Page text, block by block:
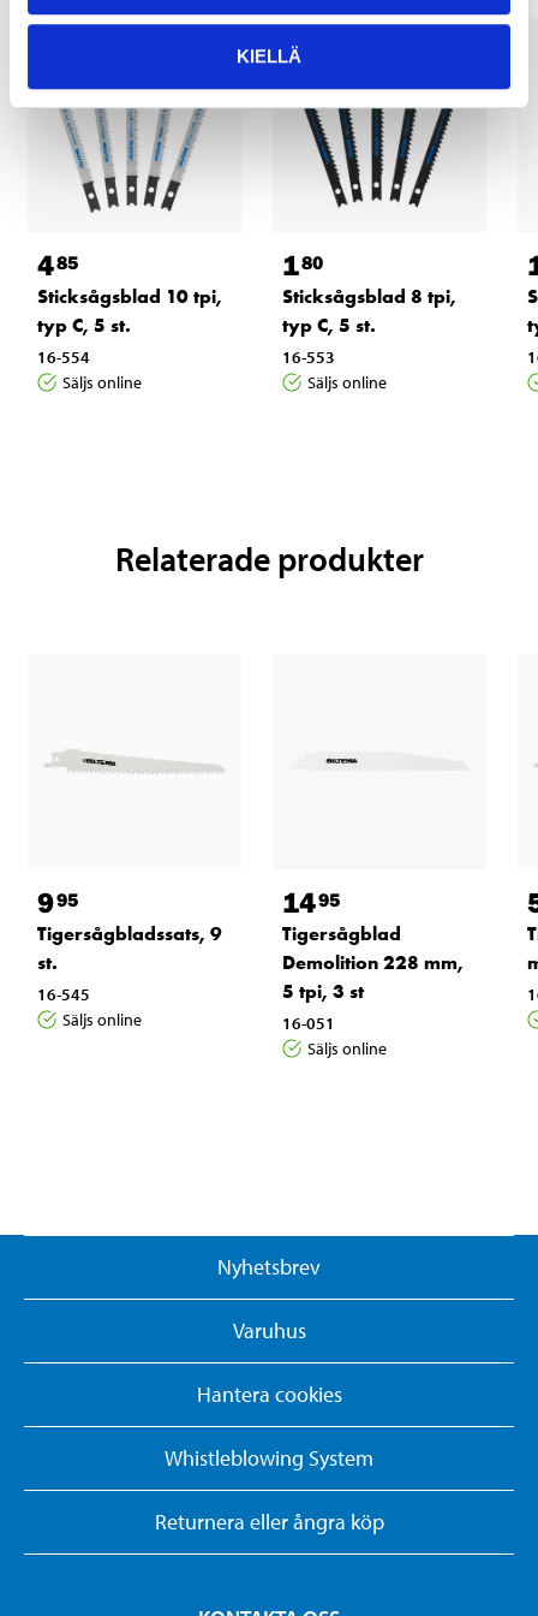
KIELLÄ
485
Sticksågsblad 10 tpi,
typ C, 5 st.
16-554
Säljs online
180
Sticksågsblad 8 tpi,
typ C, 5 st.
16-553
Säljs online
Relaterade produkter
995
Tigersågbladssats, 9
st.
16-545
Säljs online
1495
Tigersågblad
Demolition 228 mm,
5 tpi, 3 st
16-051
Säljs online
Nyhetsbrev
Varuhus
Hantera cookies
Whistleblowing System
Returnera eller ångra köp